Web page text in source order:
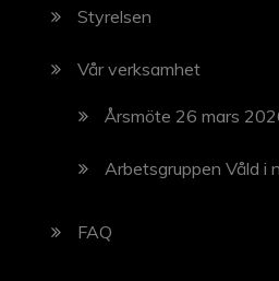
Styrelsen
Vår verksamhet
Årsmöte 26 mars
Arbetsgruppen Våld i
FAQ